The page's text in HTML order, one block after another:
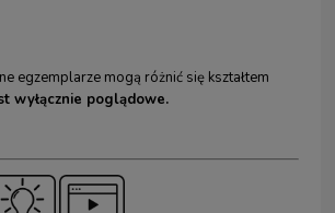
egzemplarze mogą różnić się kształtem
wyłącznie poglądowe.